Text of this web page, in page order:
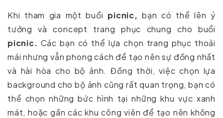
Khi tham gia một buổi picnic, bạn có thể lên ý
tưởng và concept trang phục chung cho buổi
picnic. Các bạn có thể lựa chọn trang phục thoải
mái nhưng vẫn phong cách để tạo nên sự đồng nhất
và hài hòa cho bộ ảnh. Đồng thời, việc chọn lựa
background cho bộ ảnh cũng rất quan trọng, bạn có
thể chọn những bức hình tại những khu vực xanh
mát, hoặc gần các khu công viên để tạo nên không